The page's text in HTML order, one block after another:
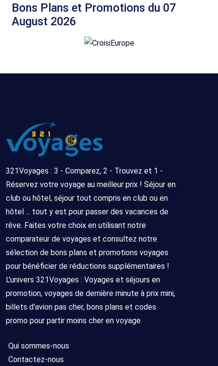
Bons Plans et Promotions du 07
August 2026
321Voyages : 3 - Comparez, 2 - Trouvez et 1 -
Réservez votre voyage au meilleur prix ! Séjour en
club ou hôtel, séjour tout compris en club ou en
hôtel ... tout y est pour passer des vacances de
rêve. Faites votre choix en utilisant notre
comparateur de voyages et consultez notre
sélection de bons plans et promotions voyages
pour bénéficier de réductions supplémentaires !
L'univers 321Voyages : Voyages et séjours en
promotion, voyages de dernière minute à prix mini,
billets d'avion pas cher, bons plans et codes
promo pour partir moins cher en voyage.
Qui sommes-nous
Contactez-nous